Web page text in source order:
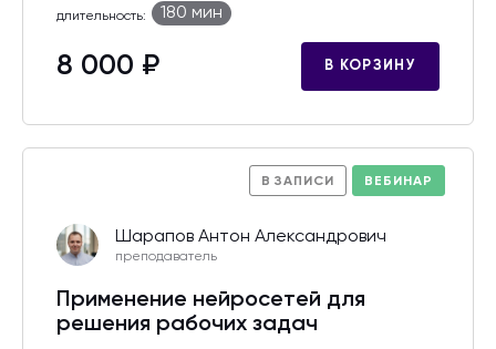
длительность: 180 мин
8 000 ₽ В КОРЗИНУ
В ЗАПИСИ ВЕБИНАР
Шарапов Антон Александрович
преподаватель
Применение нейросетей для
решения рабочих задач